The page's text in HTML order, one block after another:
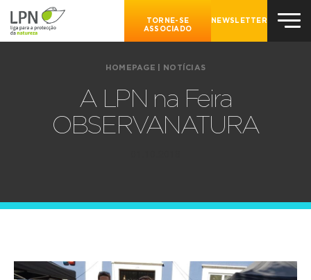
TORNE-SE
ASSOCIADO
NEWSLETTER
HOMEPAGE NOTÍCIAS
A LPN na Feira
OBSERVANATURA